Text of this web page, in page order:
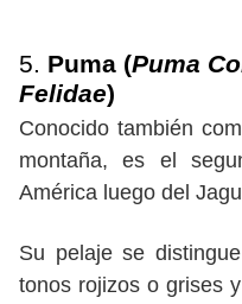
5. Puma (Puma
Felidae)
Conocido también
montaña, es el
América luego del
Su pelaje se
tonos rojizos o grises